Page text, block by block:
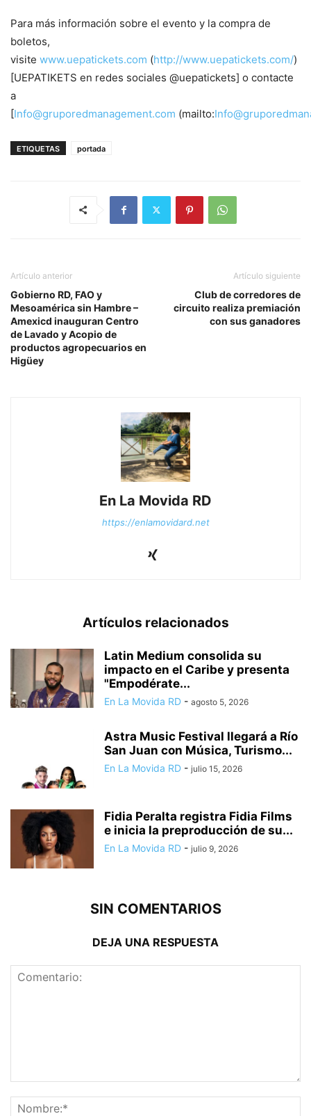
Para más información sobre el evento y la compra de
boletos,
visite www.uepatickets.com (http://www.uepatickets.com/)
[UEPATIKETS en redes sociales @uepatickets] o contacte
a
[Info@gruporedmanagement.com (mailto:
ETIQUETAS portada
Artículo anterior
Gobierno RD, FAO y
Mesoamérica sin Hambre –
Amexicd inauguran Centro
de Lavado y Acopio de
productos agropecuarios en
Higüey
Artículo siguiente
Club de corredores de
circuito realiza premiación
con sus ganadores
En La Movida RD
https://enlamovidard.net
Artículos relacionados
Latin Medium consolida su
impacto en el Caribe y presenta
"Empodérate...
En La Movida RD - agosto 5, 2026
Astra Music Festival llegará a Río
San Juan con Música, Turismo...
En La Movida RD - julio 15, 2026
Fidia Peralta registra Fidia Films
e inicia la preproducción de su...
En La Movida RD - julio 9, 2026
SIN COMENTARIOS
DEJA UNA RESPUESTA